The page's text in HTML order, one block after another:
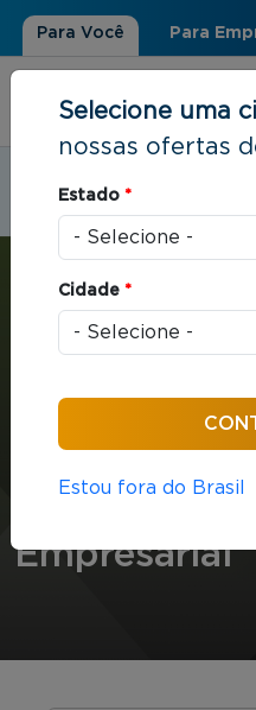
Para Você Para
Estudar em:Santos, SP
Você está aqui
Empresarial
Selecione uma
nossas ofertas
Estado *
Cidade *
Estou fora do Brasil